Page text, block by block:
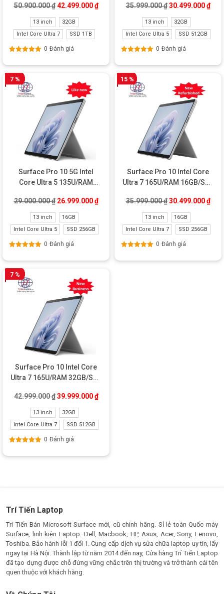
50.900.000₫ Giá gốc là: 50.900.000 ₫.
42.499.000₫Giá hiện tại là: 42.499.000 ₫.
13 inch
32GB
Intel Core Ultra 7
SSD 1TB
0 Đánh giá
35.999.000₫ Giá gốc là:
30.499.000₫Giá
13 inch
32GB
Intel Core Ultra 5
SSD 512GB
0 Đánh giá
7 %
Surface Pro 10 5G Intel
Core Ultra 5 135U/RAM
29.000.000₫ Giá gốc là: 29.000.000 ₫.
26.999.000₫Giá hiện tại là: 26.999.000 ₫.
13 inch
16GB
Intel Core Ultra 5
SSD 256GB
0 Đánh giá
15 %
Surface Pro 10 Intel Core
Ultra 7 165U/RAM 16GB/SSD
35.999.000₫ Giá gốc là:
30.499.000₫Giá
13 inch
16GB
Intel Core Ultra 7
SSD 256GB
0 Đánh giá
7 %
Surface Pro 10 Intel Core
Ultra 7 165U/RAM 32GB/SSD
42.999.000₫ Giá gốc là: 42.999.000 ₫.
39.999.000₫Giá hiện tại là: 39.999.000 ₫.
13 inch
32GB
Intel Core Ultra 7
SSD 512GB
0 Đánh giá
Trí Tiến Laptop
Trí Tiến Bán Microsoft Surface mới, cũ chính hãng. Sỉ lẻ toàn Quốc máy
Surface, linh kiện Laptop: Dell, Macbook, HP, Asus, Acer, Sony, Lenovo,
Toshiba. Bảo hành lỗi 1 đổi 1. Cung cấp dịch vụ sửa chữa laptop uy tín, lấy
ngay tại Hà Nội. Thành lập từ năm 2014 đến nay, Cửa hàng Trí Tiến Laptop
đã tạo dựng được chỗ đứng vững chắc trên thị trường và trở thành cái tên
quen thuộc với khách hàng.